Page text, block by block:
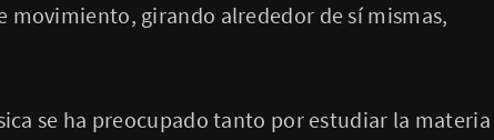
movimiento, girando alrededor de sí mismas,
se ha preocupado tanto por estudiar la materia